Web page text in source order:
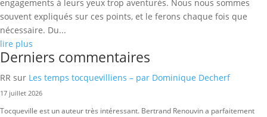
engagements à leurs yeux trop aventurés. Nous nous sommes
souvent expliqués sur ces points, et le ferons chaque fois que
nécessaire. Du...
lire plus
Derniers commentaires
RR sur Les temps tocquevilliens – par Dominique Decherf
17 juillet 2026
Tocqueville est un auteur très intéressant. Bertrand Renouvin a parfaitement